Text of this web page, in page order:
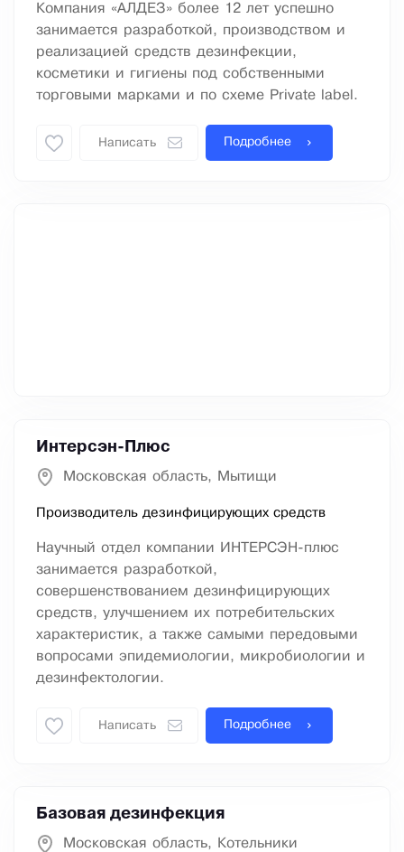
Компания «АЛДЕЗ» более 12 лет успешно
занимается разработкой, производством и
реализацией средств дезинфекции,
косметики и гигиены под собственными
торговыми марками и по схеме Private label.
Написать Подробнее
Интерсэн-Плюс
Московская область, Мытищи
Производитель дезинфицирующих средств
Научный отдел компании ИНТЕРСЭН-плюс
занимается разработкой,
совершенствованием дезинфицирующих
средств, улучшением их потребительских
характеристик, а также самыми передовыми
вопросами эпидемиологии, микробиологии и
дезинфектологии.
Написать Подробнее
Базовая дезинфекция
Московская область, Котельники